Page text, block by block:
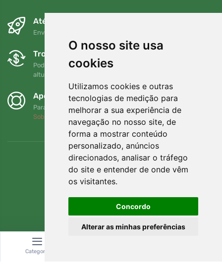
O nosso site usa
cookies
Utilizamos cookies e outras
tecnologias de medição para
melhorar a sua experiência de
navegação no nosso site, de
forma a mostrar conteúdo
personalizado, anúncios
direcionados, analisar o tráfego
do site e entender de onde vêm
os visitantes.
Concordo
Alterar as minhas preferências
Até ao dia seguinte e sem custos
Envio gratuito para encomendas superiores a 80 EUR
Trocas e devoluções gratuitas
Pode devolver ou trocar a sua encomenda em qualquer
altura no prazo de 90 dias
Apoiamos a Trees.org
Para cada encomenda plantamos uma árvore! Leia mais
Sobre nós
Categoria